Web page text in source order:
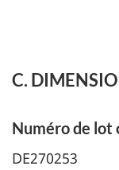
C.
Numéro de lot
DE270253